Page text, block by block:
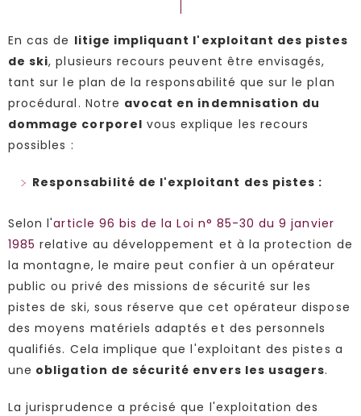
En cas de litige impliquant l'exploitant des pistes
de ski, plusieurs recours peuvent être envisagés,
tant sur le plan de la responsabilité que sur le plan
procédural. Notre avocat en indemnisation du
dommage corporel vous explique les recours
possibles :
Responsabilité de l'exploitant des pistes :
Selon l'article 96 bis de la Loi n° 85-30 du 9 janvier
1985 relative au développement et à la protection de
la montagne, le maire peut confier à un opérateur
public ou privé des missions de sécurité sur les
pistes de ski, sous réserve que cet opérateur dispose
des moyens matériels adaptés et des personnels
qualifiés. Cela implique que l'exploitant des pistes a
une obligation de sécurité envers les usagers.
La jurisprudence a précisé que l'exploitation des